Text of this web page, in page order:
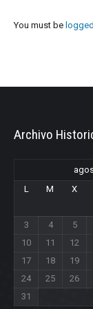
You must be
Archivo
L
M X
3
4 5
10
11 12
17
18 19
24
25 26
31